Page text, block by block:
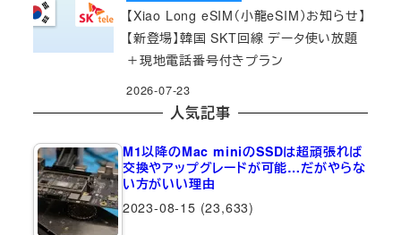
【Xiao Long eSIM（小龍eSIM）お知らせ】
【新登場】韓国 SKT回線 データ使い放題
＋現地電話番号付きプラン
2026-07-23
人気記事
M1以降のMac miniのSSDは超頑張れば
交換やアップグレードが可能…だがやらな
い方がいい理由
2023-08-15 (23,633)